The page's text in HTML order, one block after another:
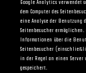
Google Analytics verwendet
dem Computer des
eine Analyse der Benutzung
Seitenbesucher
Informationen über die
Seitenbesucher
in der Regel an einen
gespeichert.